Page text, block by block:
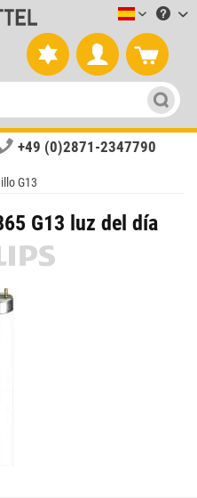
+49 (0)2871-2347790
G13
G13 luz del día